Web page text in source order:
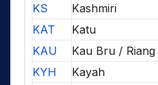
KS
Kashmiri
KAT
Katu
KAU
Kau Bru / Riang
KYH
Kayah